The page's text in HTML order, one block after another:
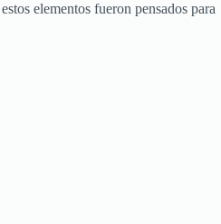
elementos fueron pensados para